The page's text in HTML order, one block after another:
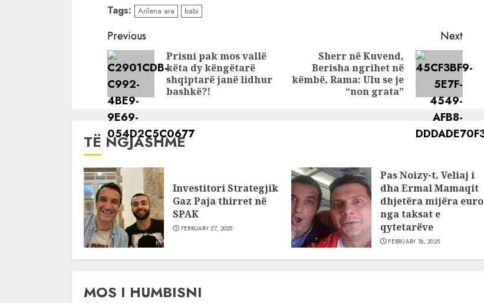
ndërroi jetë nëna
e përkëdhelja
tërë kohës
Tags: Arilena ara babi
Continue
Reading
Previous
Previous
post:
Prisni pak mos vallë
këta dy këngëtarë
shqiptarë janë lidhur
bashkë?!
Next
post:
Sherr në Kuvend,
Berisha ngrihet në
këmbë, Rama: Ulu se je
“non grata”
TË NGJASHME
Investitori Strategjik
Gaz Paja thirret në
SPAK
FEBRUARY 27, 2025
Pas Noizy-t, Veliaj i
dha Ermal Mamaqit
dhjetëra mijëra euro
nga taksat e
qytetarëve
FEBRUARY 18, 2025
MOS I HUMBISNI